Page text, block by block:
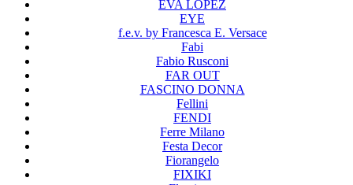
EVA LOPEZ
EYE
f.e.v. by Francesca E. Versace
Fabi
Fabio Rusconi
FAR OUT
FASCINO DONNA
Fellini
FENDI
Ferre Milano
Festa Decor
Fiorangelo
FIXIKI